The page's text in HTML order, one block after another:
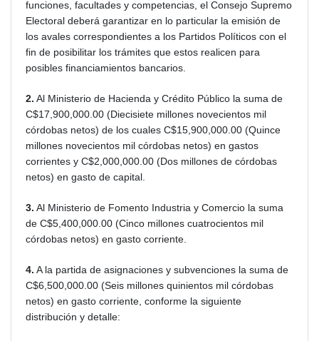
funciones, facultades y competencias, el Consejo Supremo
Electoral deberá garantizar en lo particular la emisión de
los avales correspondientes a los Partidos Políticos con el
fin de posibilitar los trámites que estos realicen para
posibles financiamientos bancarios.
2. Al Ministerio de Hacienda y Crédito Público la suma de
C$17,900,000.00 (Diecisiete millones novecientos mil
córdobas netos) de los cuales C$15,900,000.00 (Quince
millones novecientos mil córdobas netos) en gastos
corrientes y C$2,000,000.00 (Dos millones de córdobas
netos) en gasto de capital.
3. Al Ministerio de Fomento Industria y Comercio la suma
de C$5,400,000.00 (Cinco millones cuatrocientos mil
córdobas netos) en gasto corriente.
4. A la partida de asignaciones y subvenciones la suma de
C$6,500,000.00 (Seis millones quinientos mil córdobas
netos) en gasto corriente, conforme la siguiente
distribución y detalle: